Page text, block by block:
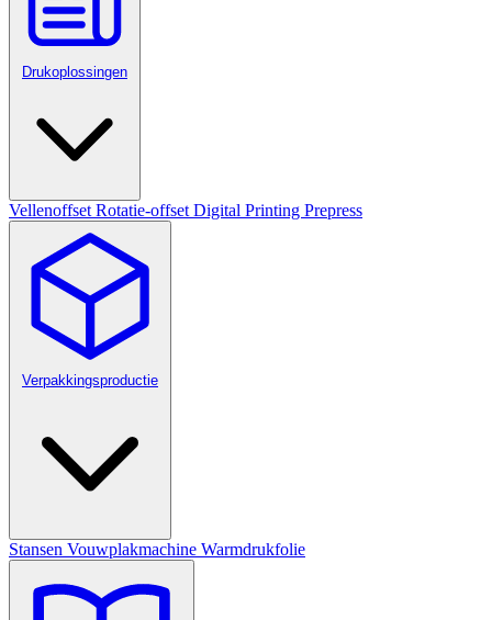
Drukoplossingen
Vellenoffset Rotatie-offset Digital Printing Prepress
Verpakkingsproductie
Stansen Vouwplakmachine Warmdrukfolie